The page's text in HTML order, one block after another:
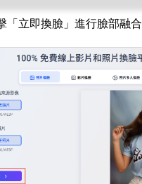
「立即換臉」進行臉部融合